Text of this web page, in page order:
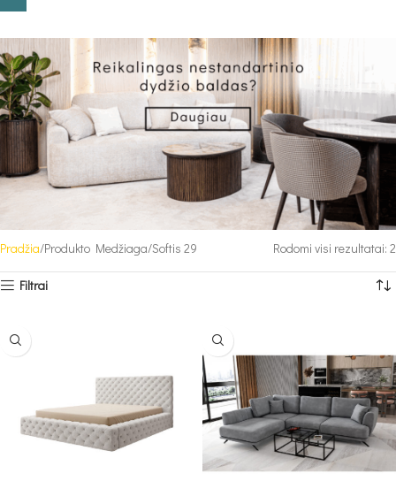
Pradžia Produkto Medžiaga Softis 29 Rodomi visi rezultatai: 2
Filtrai